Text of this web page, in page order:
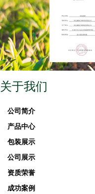
关于我们
公司简介
产品中心
包装展示
公司展示
资质荣誉
成功案例